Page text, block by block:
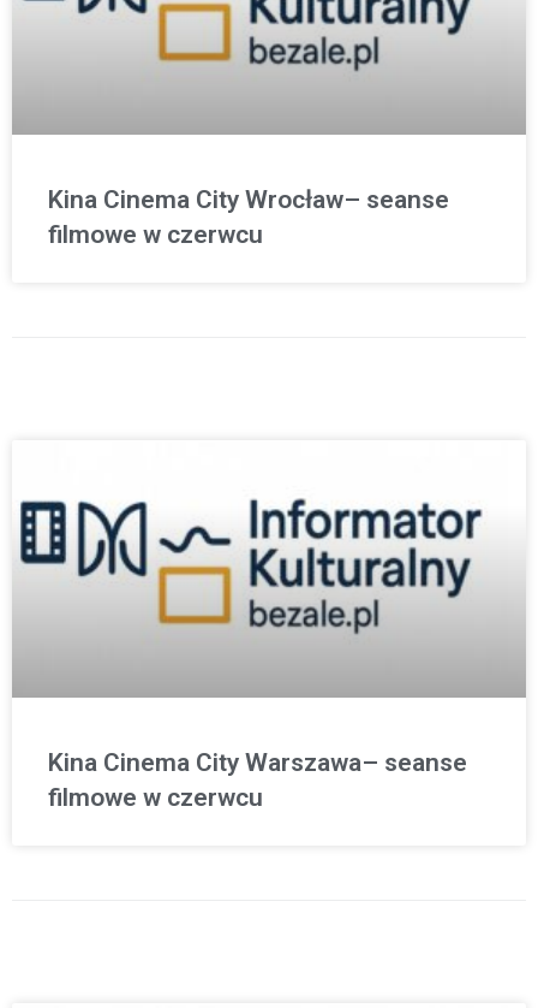
Kina Cinema City Wrocław– seanse
filmowe w czerwcu
Kina Cinema City Warszawa– seanse
filmowe w czerwcu